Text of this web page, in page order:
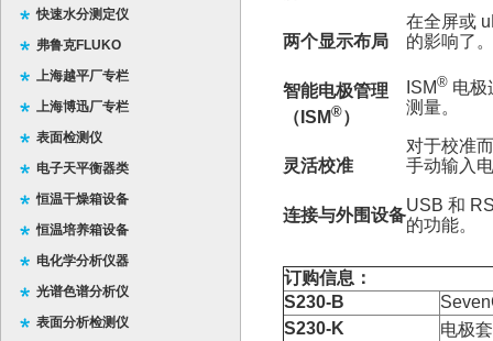
快速水分测定仪
弗鲁克FLUKO
上海越平厂专栏
上海博迅厂专栏
表面检测仪
电子天平衡器类
恒温干燥箱设备
恒温培养箱设备
电化学分析仪器
光谱色谱分析仪
表面分析检测仪
两个显示布局
在全屏或
的影响了。
智能电极管理
（ISM®）
ISM®电极
测量。
灵活校准
对于校准
手动输入
连接与外围设备
USB 和
的功能。
订购信息：
S230-B
S230-K
电极